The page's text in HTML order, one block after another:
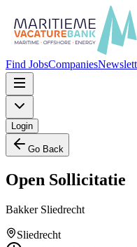
Find JobsCompanies
Login
Go Back
Open Sollicitatie
Bakker Sliedrecht
Sliedrecht